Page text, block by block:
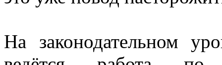
На законодательном